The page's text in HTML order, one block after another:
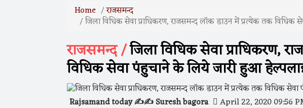
Home राजसमन्द
जिला विधिक सेवा प्राधिकरण, राजसमन्द लाॅक डाउन में प्रत्येक तक विधिक
राजसमन्द /जिला विधिक सेवा प्राधिकरण,
विधिक सेवा पंहुचाने के लिये जारी हुआ
Rajsamand today ✍️✍️ Suresh bagora April 22, 2020 09:56